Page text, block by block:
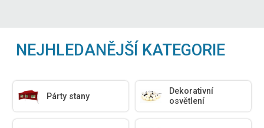
NEJHLEDANĚJŠÍ KATEGORIE
Párty stany
Dekorativní
osvětlení